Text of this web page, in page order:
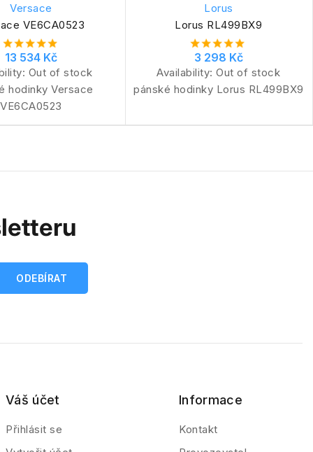
Versace
VE6CA0523
13 534 Kč
Out of stock
hodinky Versace
VE6CA0523
Lorus
Lorus RL499BX9
3 298 Kč
Availability:Out of stock
pánské hodinky Lorus RL499BX9
Váš účet
Přihlásit se
Informace
Kontakt